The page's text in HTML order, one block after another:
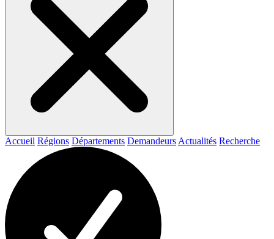
Accueil Régions Départements Demandeurs Actualités Recherche